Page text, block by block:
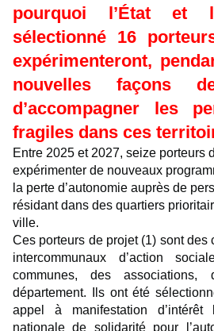
pourquoi l’État et
sélectionné 16
expérimenteront,
nouvelles façons
d’accompagner les
fragiles dans ces
Entre 2025 et 2027, seize porteurs
expérimenter de nouveaux
la perte d’autonomie auprès de
résidant dans des quartiers
ville.
Ces porteurs de projet (1) sont des
intercommunaux d’action
communes, des
département. Ils ont été
appel à manifestation
nationale de solidarité pour